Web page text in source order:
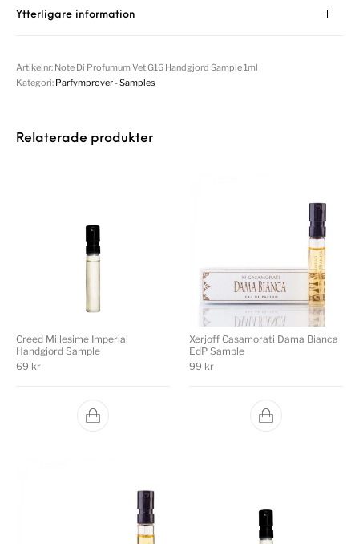
Ytterligare information
Artikelnr: Note Di Profumum Vet G16 Handgjord Sample 1ml
Kategori: Parfymprover - Samples
Relaterade produkter
Creed Millesime Imperial
Handgjord Sample
69 kr
Xerjoff Casamorati Dama Bianca
EdP Sample
99 kr